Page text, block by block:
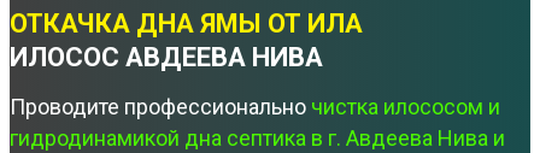
ОТКАЧКА ДНА ЯМЫ ОТ ИЛА
ИЛОСОС АВДЕЕВА НИВА
Проводите профессионально чистка илососом и
гидродинамикой дна септика в г. Авдеева Нива и